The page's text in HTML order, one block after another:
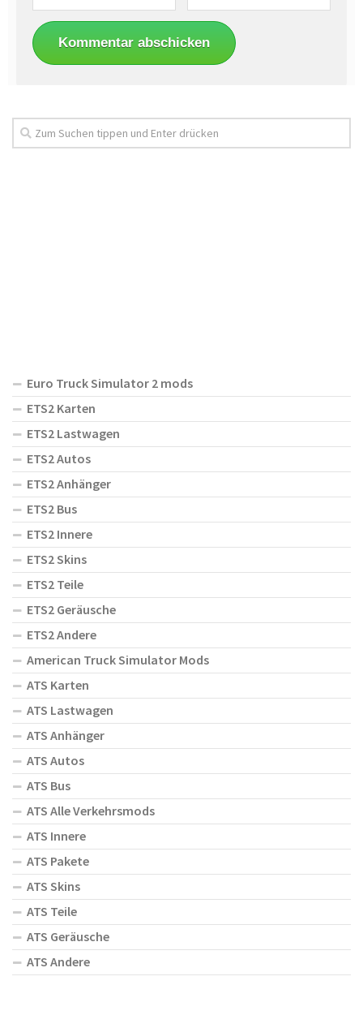
Euro Truck Simulator 2 mods
ETS2 Karten
ETS2 Lastwagen
ETS2 Autos
ETS2 Anhänger
ETS2 Bus
ETS2 Innere
ETS2 Skins
ETS2 Teile
ETS2 Geräusche
ETS2 Andere
American Truck Simulator Mods
ATS Karten
ATS Lastwagen
ATS Anhänger
ATS Autos
ATS Bus
ATS Alle Verkehrsmods
ATS Innere
ATS Pakete
ATS Skins
ATS Teile
ATS Geräusche
ATS Andere